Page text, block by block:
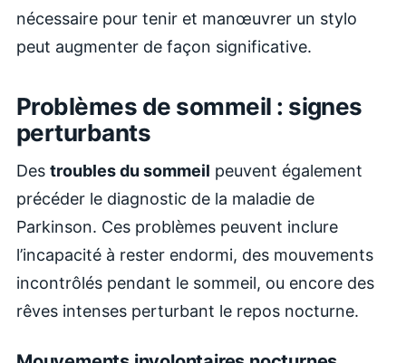
nécessaire pour tenir et manœuvrer un stylo
peut augmenter de façon significative.
Problèmes de sommeil : signes
perturbants
Des troubles du sommeil peuvent également
précéder le diagnostic de la maladie de
Parkinson. Ces problèmes peuvent inclure
l’incapacité à rester endormi, des mouvements
incontrôlés pendant le sommeil, ou encore des
rêves intenses perturbant le repos nocturne.